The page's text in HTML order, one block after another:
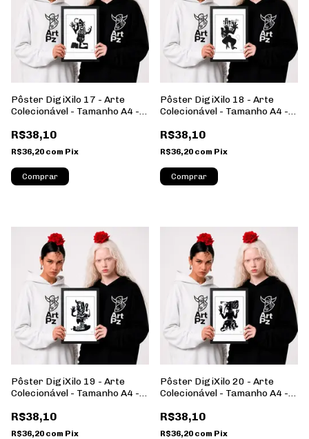
Pôster DigiXilo 17 - Arte
Colecionável - Tamanho A4 -
Retrato
R$38,10
R$36,20 com Pix
Comprar
Pôster DigiXilo 18 - Arte
Colecionável - Tamanho A4 -
Retrato
R$38,10
R$36,20 com Pix
Comprar
Pôster DigiXilo 19 - Arte
Colecionável - Tamanho A4 -
Retrato
R$38,10
R$36,20 com Pix
Pôster DigiXilo 20 - Arte
Colecionável - Tamanho A4 -
Retrato
R$38,10
R$36,20 com Pix